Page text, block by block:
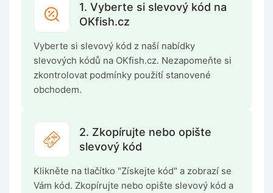
1. Vyberte si slevový kód na
OKfish.cz
Vyberte si slevový kód z naší nabídky
slevových kódů na OKfish.cz. Nezapomeňte si
zkontrolovat podmínky použití stanovené
obchodem.
2. Zkopírujte nebo opište
slevový kód
Klikněte na tlačítko "Získejte kód" a zobrazí se
Vám kód. Zkopírujte nebo opište slevový kód a